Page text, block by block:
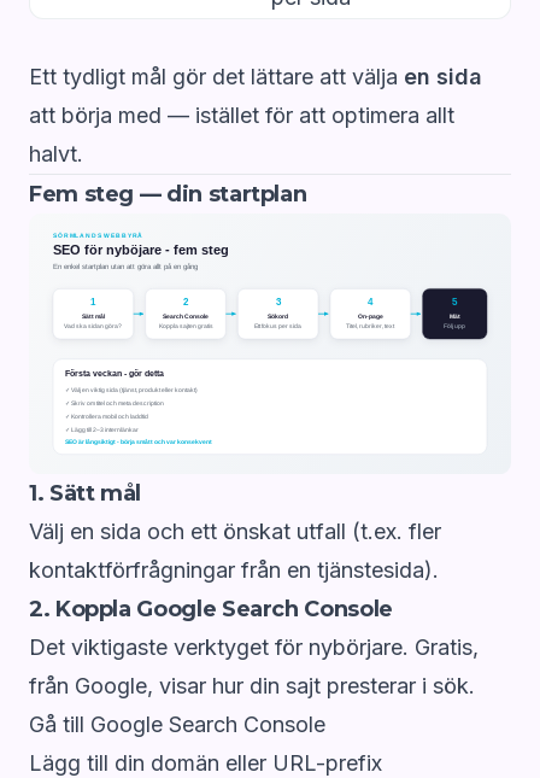
Ett tydligt mål gör det lättare att välja en sida
att börja med — istället för att optimera allt
halvt.
Fem steg — din startplan
1. Sätt mål
Välj en sida och ett önskat utfall (t.ex. fler
kontaktförfrågningar från en tjänstesida).
2. Koppla Google Search Console
Det viktigaste verktyget för nybörjare. Gratis,
från Google, visar hur din sajt presterar i sök.
Gå till Google Search Console
Lägg till din domän eller URL-prefix